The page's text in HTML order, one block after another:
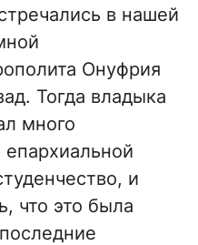
в нашей
Онуфрия
Тогда владыка
много
епархиальной
и
что это была